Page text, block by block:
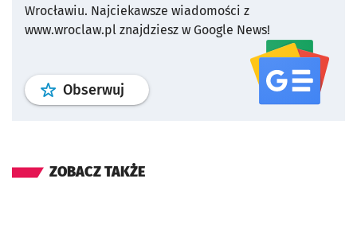
Wrocławiu. Najciekawsze wiadomości z
www.wroclaw.pl znajdziesz w Google News!
Obserwuj profil serwisu
ZOBACZ TAKŻE